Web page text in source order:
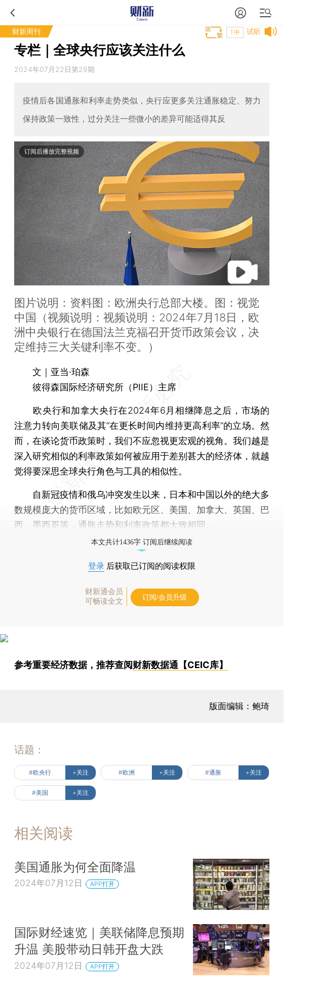
财新周刊 试听
T中
专栏｜全球央行应该关注什么
2024年07月22日第29期
疫情后各国通胀和利率走势类似，央行应更多关注通胀稳定、努力
保持政策一致性，过分关注一些微小的差异可能适得其反
订阅后播放完整视频
图片说明：资料图：欧洲央行总部大楼。图：视觉
中国（视频说明：视频说明：2024年7月18日，欧
洲中央银行在德国法兰克福召开货币政策会议，决
定维持三大关键利率不变。）
文｜亚当·珀森
彼得森国际经济研究所（PIIE）主席
欧央行和加拿大央行在2024年6月相继降息之后，市场的
注意力转向美联储及其“在更长时间内维持更高利率”的立场。然
而，在谈论货币政策时，我们不应忽视更宏观的视角。我们越是
深入研究相似的利率政策如何被应用于差别甚大的经济体，就越
觉得要深思全球央行角色与工具的相似性。
自新冠疫情和俄乌冲突发生以来，日本和中国以外的绝大多
数规模庞大的货币区域，比如欧元区、美国、加拿大、英国、巴
西、墨西哥等，通胀走势和利率政策都大致相同。
本文共计1436字 订阅后继续阅读
登录 后获取已订阅的阅读权限
财新通会员
可畅读全文
订阅/会员升级
参考重要经济数据，推荐查阅财新数据通【CEIC库】
版面编辑：鲍琦
话题：
#欧央行 +关注 #欧洲 +关注 #通胀 +关注
#美国 +关注
相关阅读
美国通胀为何全面降温
2024年07月12日 APP打开
国际财经速览｜美联储降息预期
升温 美股带动日韩开盘大跌
2024年07月12日 APP打开